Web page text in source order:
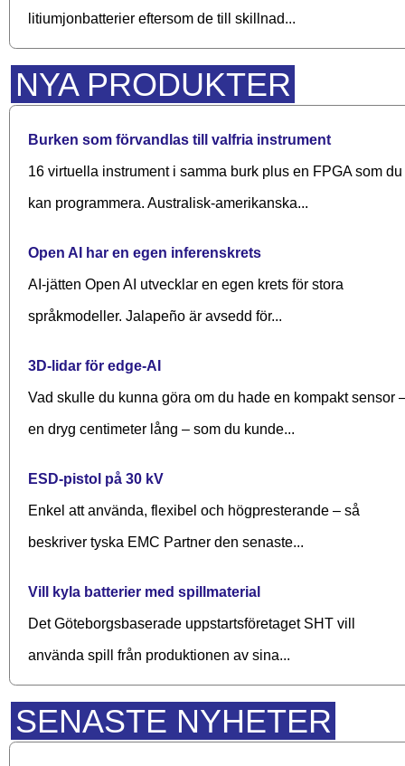
litiumjonbatterier eftersom de till skillnad...
NYA PRODUKTER
Burken som förvandlas till valfria instrument
16 virtuella instrument i samma burk plus en FPGA som du
kan programmera. Australisk-amerikanska...
Open AI har en egen inferenskrets
AI-jätten Open AI utvecklar en egen krets för stora
språkmodeller. Jalapeño är avsedd för...
3D-lidar för edge-AI
Vad skulle du kunna göra om du hade en kompakt sensor
en dryg centimeter lång – som du kunde...
ESD-pistol på 30 kV
Enkel att använda, flexibel och högpresterande – så
beskriver tyska EMC Partner den senaste...
Vill kyla batterier med spillmaterial
Det Göteborgsbaserade upp­starts­företaget SHT vill
använda spill från produktionen av sina...
SENASTE NYHETER